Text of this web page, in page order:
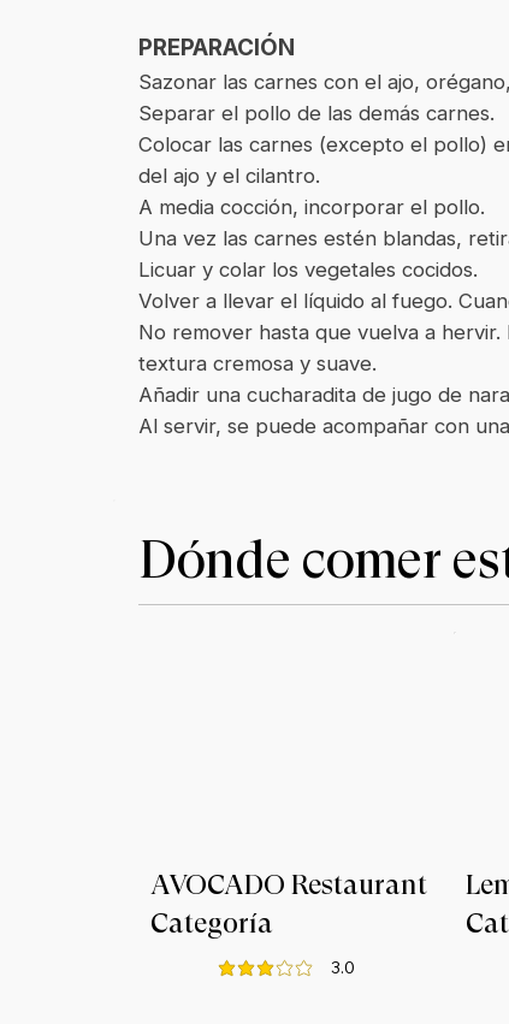
PREPARACIÓN
Sazonar las carnes con el ajo,
Separar el pollo de las demás carnes.
Colocar las carnes (excepto el pollo)
del ajo y el cilantro.
A media cocción, incorporar el pollo.
Una vez las carnes estén blandas,
Licuar y colar los vegetales cocidos.
Volver a llevar el líquido al fuego.
No remover hasta que vuelva a
textura cremosa y suave.
Añadir una cucharadita de jugo de
Al servir, se puede acompañar con
Dónde comer
AVOCADO Restaurant
Categoría
3.0
la calificación promedio es 3 de 5